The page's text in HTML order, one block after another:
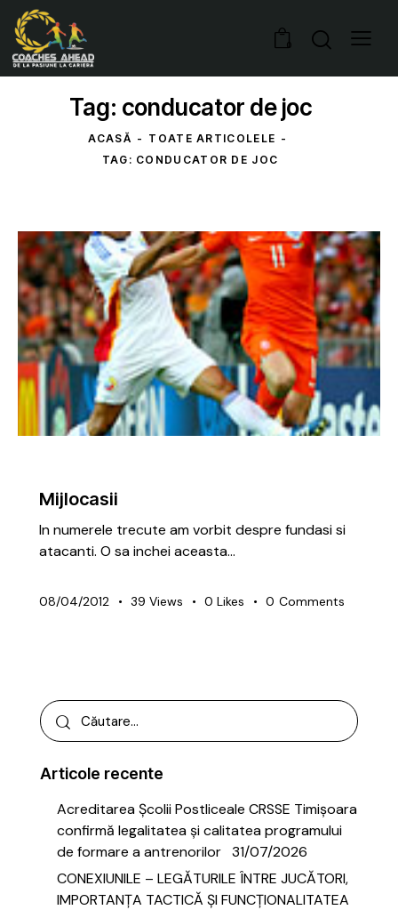
0
Tag: conducator de joc
ACASĂ
TOATE ARTICOLELE
TAG: CONDUCATOR DE JOC
Mijlocasii
In numerele trecute am vorbit despre fundasi si
atacanti. O sa inchei aceasta…
08/04/2012 39 Views 0 Likes 0 Comments
Articole recente
Acreditarea Școlii Postliceale CRSSE Timișoara
confirmă legalitatea și calitatea programului
de formare a antrenorilor 31/07/2026
CONEXIUNILE – LEGĂTURILE ÎNTRE JUCĂTORI,
IMPORTANȚA TACTICĂ ȘI FUNCȚIONALITATEA